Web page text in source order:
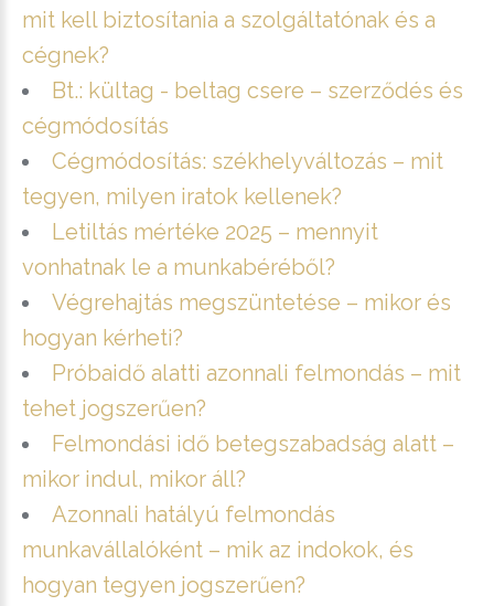
mit kell biztosítania a szolgáltatónak és a
cégnek?
Bt.: kültag - beltag csere – szerződés és
cégmódosítás
Cégmódosítás: székhelyváltozás – mit
tegyen, milyen iratok kellenek?
Letiltás mértéke 2025 – mennyit
vonhatnak le a munkabéréből?
Végrehajtás megszüntetése – mikor és
hogyan kérheti?
Próbaidő alatti azonnali felmondás – mit
tehet jogszerűen?
Felmondási idő betegszabadság alatt –
mikor indul, mikor áll?
Azonnali hatályú felmondás
munkavállalóként – mik az indokok, és
hogyan tegyen jogszerűen?